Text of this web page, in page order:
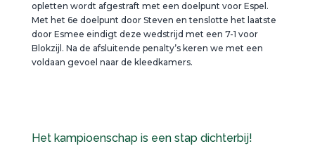
opletten wordt afgestraft met een doelpunt voor Espel.
Met het 6e doelpunt door Steven en tenslotte het laatste
door Esmee eindigt deze wedstrijd met een 7-1 voor
Blokzijl. Na de afsluitende penalty’s keren we met een
voldaan gevoel naar de kleedkamers.
Het kampioenschap is een stap dichterbij!